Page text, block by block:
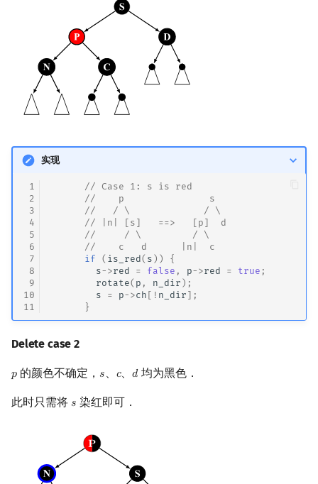
实现
1
2
3
4
5
6
7
8
9
10
11
// Case 1: s is red
//    p               s
//   / \             / \
      // |n| [s]   ==>   [p]  d
//     / \         / \
      //    c   d      |n|  c
if
( is_red( s ))
{
s->red = false , p->red = true ;
rotate( p , n_dir );
s
= p->ch [ ! n_dir ];
}
Delete case 2
𝑝
p 的颜色不确定， 𝑠
s、 𝑐
c、𝑑
d均为黑色．
此时只需将 𝑠
s 染红即可．